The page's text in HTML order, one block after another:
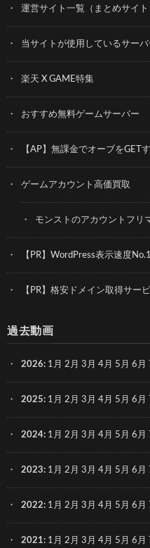
運営サイト一覧（まとめサイト
当サイトが使用しているサーバ
楽天 X GAME特集
おすすめ無料ゲームサーバー
【AP】無課金でオーブをGET
ゲームアカウント高価買取
モンストのアカウントフリ
【PR】WordPress表示速度
【PR】格安ドメイン取得サー
過去動画
2026: 1月 2月 3月 4月 5月 6月
2025: 1月 2月 3月 4月 5月 6月
2024: 1月 2月 3月 4月 5月 6月
2023: 1月 2月 3月 4月 5月 6月
2022: 1月 2月 3月 4月 5月 6月
2021: 1月 2月 3月 4月 5月 6月